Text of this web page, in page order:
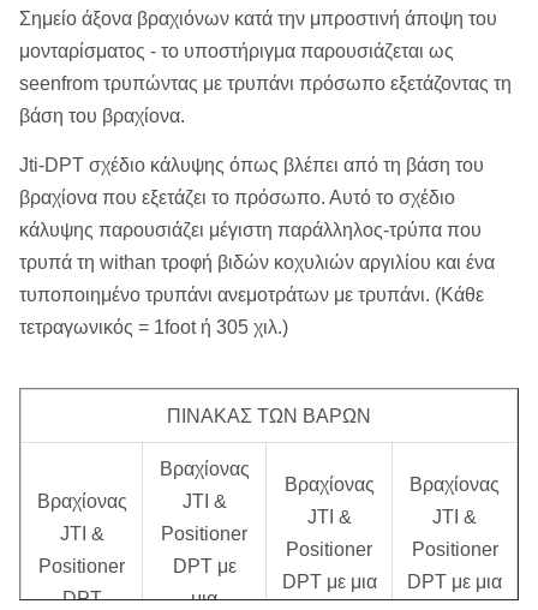
Σημείο άξονα βραχιόνων κατά την μπροστινή άποψη του
μονταρίσματος - το υποστήριγμα παρουσιάζεται ως
seenfrom τρυπώντας με τρυπάνι πρόσωπο εξετάζοντας τη
βάση του βραχίονα.
Jti-DPT σχέδιο κάλυψης όπως βλέπει από τη βάση του
βραχίονα που εξετάζει το πρόσωπο. Αυτό το σχέδιο
κάλυψης παρουσιάζει μέγιστη παράλληλος-τρύπα που
τρυπά τη withan τροφή βιδών κοχυλιών αργιλίου και ένα
τυποποιημένο τρυπάνι ανεμοτράτων με τρυπάνι. (Κάθε
τετραγωνικός = 1foot ή 305 χιλ.)
ΠΙΝΑΚΑΣ ΤΩΝ ΒΑΡΩΝ
Βραχίονας
JTI &
Positioner
DPT
Βραχίονας
JTI &
Positioner
DPT με
μια
Βραχίονας
JTI &
Positioner
DPT με μια
Βραχίονας
JTI &
Positioner
DPT με μια